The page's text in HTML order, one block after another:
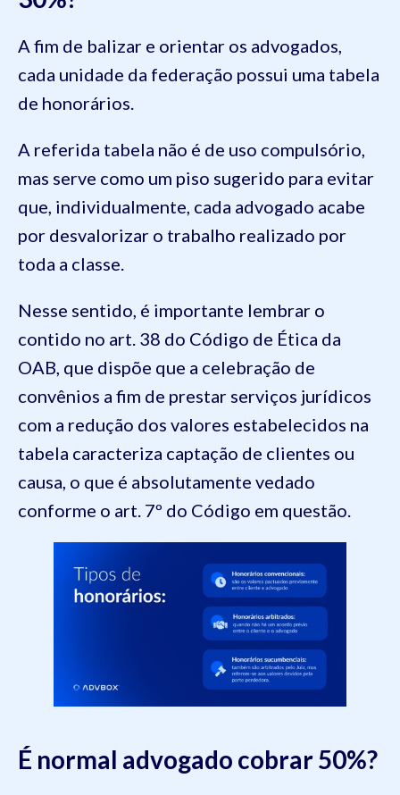
A fim de balizar e orientar os advogados,
cada unidade da federação possui uma tabela
de honorários.
A referida tabela não é de uso compulsório,
mas serve como um piso sugerido para evitar
que, individualmente, cada advogado acabe
por desvalorizar o trabalho realizado por
toda a classe.
Nesse sentido, é importante lembrar o
contido no art. 38 do Código de Ética da
OAB, que dispõe que a celebração de
convênios a fim de prestar serviços jurídicos
com a redução dos valores estabelecidos na
tabela caracteriza captação de clientes ou
causa, o que é absolutamente vedado
conforme o art. 7º do Código em questão.
É normal advogado cobrar 50%?